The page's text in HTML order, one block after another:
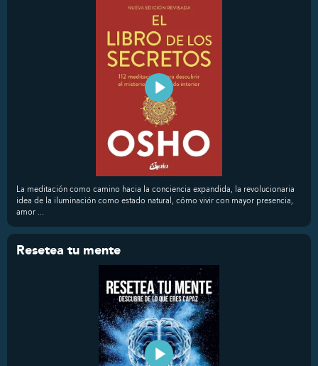
La meditación como camino hacia la conciencia expandida, la revolucionaria
idea de la iluminación como estado natural, cómo vivir con mayor presencia,
amor ...
Resetea tu mente